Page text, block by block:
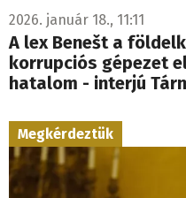
2026. január 18., 11:11
A lex Benešt a
korrupciós gépezet
hatalom - interjú
Megkérdeztük